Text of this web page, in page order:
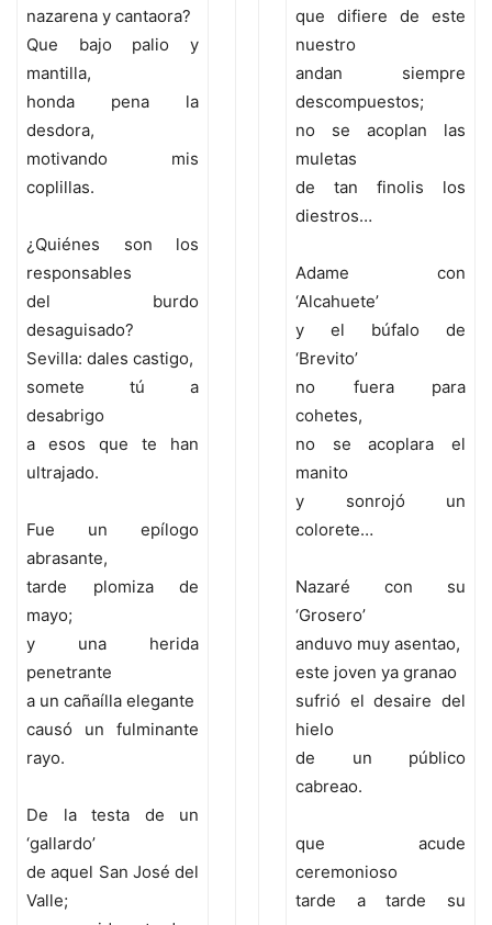
nazarena y cantaora?
Que bajo palio y
mantilla,
honda pena la
desdora,
motivando mis
coplillas.
¿Quiénes son los
responsables
del burdo
desaguisado?
Sevilla: dales castigo,
somete tú a
desabrigo
a esos que te han
ultrajado.
Fue un epílogo
abrasante,
tarde plomiza de
mayo;
y una herida
penetrante
a un cañaílla elegante
causó un fulminante
rayo.
De la testa de un
‘gallardo’
de aquel San José del
Valle;
que difiere de este
nuestro
andan siempre
descompuestos;
no se acoplan las
muletas
de tan finolis los
diestros…
Adame con
‘Alcahuete’
y el búfalo de
‘Brevito’
no fuera para
cohetes,
no se acoplara el
manito
y sonrojó un
colorete…
Nazaré con su
‘Grosero’
anduvo muy asentao,
este joven ya granao
sufrió el desaire del
hielo
de un público
cabreao.
que acude
ceremonioso
tarde a tarde su